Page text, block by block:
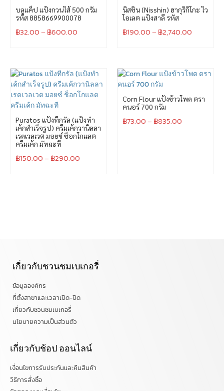
บลูแค็ป แป้งกวนไส้ 500 กรัม
รหัส 8858669900078
฿32.00– ฿600.00
นิสชิน (Nisshin) ฮากุริกิโกะ ไว
โอเลต แป้งสาลี รหัส
฿190.00– ฿2,740.00
Puratos แป้งทีกรัล (แป้งทำ
เค้กสำเร็จรูป) ครีมเค้กวานิลลา
เรดเวลเวต มอยซ์ ช็อกโกแลต
ครีมเค้ก มัทฉะที
฿150.00– ฿290.00
Corn Flour แป้งข้าวโพด ตรา
คนอร์ 700 กรัม
฿73.00– ฿835.00
เกี่ยวกับชวนชมเบเกอรี่
ข้อมูลองค์กร
ที่ตั้งสาขาและเวลาเปิด-ปิด
เกี่ยวกับชวนชมเบเกอรี่
นโยบายความเป็นส่วนตัว
เกี่ยวกับช้อป ออนไลน์
เงื่อนไขการรับประกันและคืนสินค้า
วิธีการสั่งซื้อ